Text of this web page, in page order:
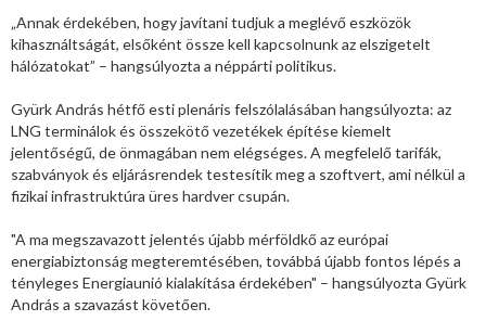
„Annak érdekében, hogy javítani tudjuk a meglévő eszközök
kihasználtságát, elsőként össze kell kapcsolnunk az elszigetelt
hálózatokat” – hangsúlyozta a néppárti politikus.
Gyürk András hétfő esti plenáris felszólalásában hangsúlyozta: az
LNG terminálok és összekötő vezetékek építése kiemelt
jelentőségű, de önmagában nem elégséges. A megfelelő tarifák,
szabványok és eljárásrendek testesítik meg a szoftvert, ami nélkül a
fizikai infrastruktúra üres hardver csupán.
"A ma megszavazott jelentés újabb mérföldkő az európai
energiabiztonság megteremtésében, továbbá újabb fontos lépés a
tényleges Energiaunió kialakítása érdekében" – hangsúlyozta Gyürk
András a szavazást követően.